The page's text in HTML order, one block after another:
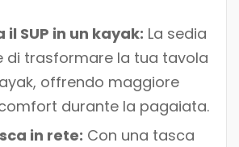
SUP in un kayak: La sedia
di trasformare la tua tavola
offrendo maggiore
durante la pagaiata.
in rete: Con una tasca